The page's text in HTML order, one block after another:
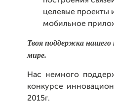
целевые проекты
мобильное
Твоя поддержка нашего
мире.
Нас немного
конкурсе
2015г.